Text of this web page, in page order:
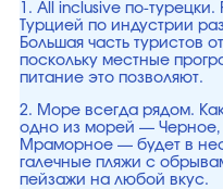
1. All inclusive по-
Турцией по индустрии
Большая часть туристов
поскольку местные
питание это позволяют.
2. Море всегда рядом.
одно из морей — Черное,
Мраморное — будет в
галечные пляжи с
пейзажи на любой вкус.